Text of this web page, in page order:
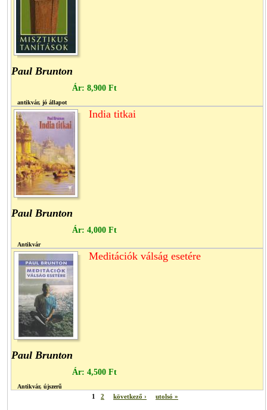
Paul Brunton
Ár: 8,900 Ft
antikvár, jó állapot
India titkai
Paul Brunton
Ár: 4,000 Ft
Antikvár
Meditációk válság esetére
Paul Brunton
Ár: 4,500 Ft
Antikvár, újszerű
1 2 következő › utolsó »